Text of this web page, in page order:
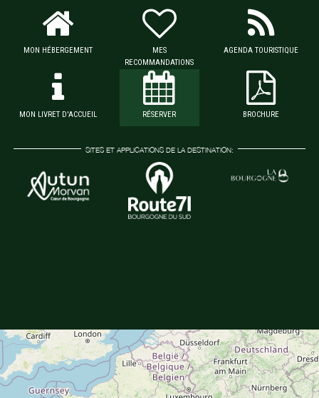
MON HÉBERGEMENT
MES
RECOMMANDATIONS
AGENDA TOURISTIQUE
MON LIVRET D'ACCUEIL RÉSERVER BROCHURE
SITES ET APPLICATIONS DE LA DESTINATION: